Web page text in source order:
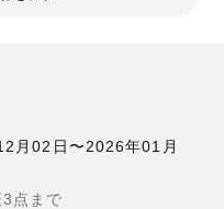
月02日〜2026年01月
点まで